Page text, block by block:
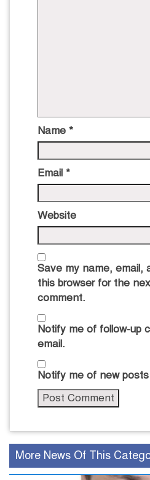
Name *
Email *
Website
Save my name, email,
this browser for the
comment.
Notify me of follow-up
email.
Notify me of new
More News Of This